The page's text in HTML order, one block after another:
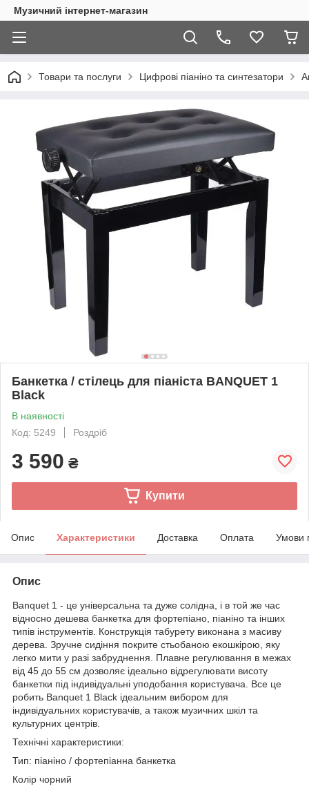
Музичний інтернет-магазин
Товари та послуги Цифрові піаніно та синтезатори
Банкетка / стілець для піаніста BANQUET 1
Black
В наявності
Код: 5249
Роздріб
3 590 ₴
Купити
Опис Характеристики Доставка Оплата Умови
Опис
Banquet 1 - це універсальна та дуже солідна, і в той же час
відносно дешева банкетка для фортепіано, піаніно та інших
типів інструментів. Конструкція табурету виконана з масиву
дерева. Зручне сидіння покрите стьобаною екошкірою, яку
легко мити у разі забруднення. Плавне регулювання в межах
від 45 до 55 см дозволяє ідеально відрегулювати висоту
банкетки під індивідуальні уподобання користувача. Все це
робить Banquet 1 Black ідеальним вибором для
індивідуальних користувачів, а також музичних шкіл та
культурних центрів.
Технічні характеристики:
Тип: піаніно / фортепіанна банкетка
Колір чорний